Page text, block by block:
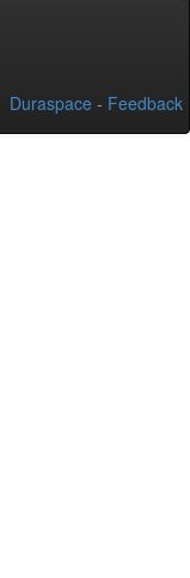
Duraspace - Feedback